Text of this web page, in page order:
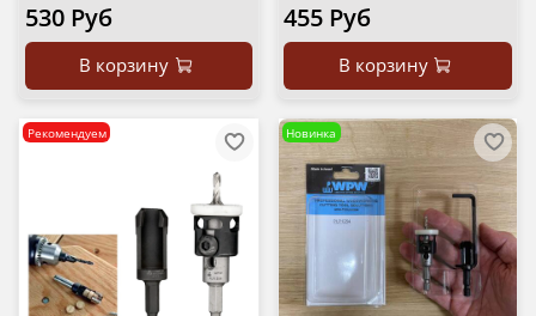
530 Руб
В корзину
455 Руб
В корзину
Рекомендуем Новинка